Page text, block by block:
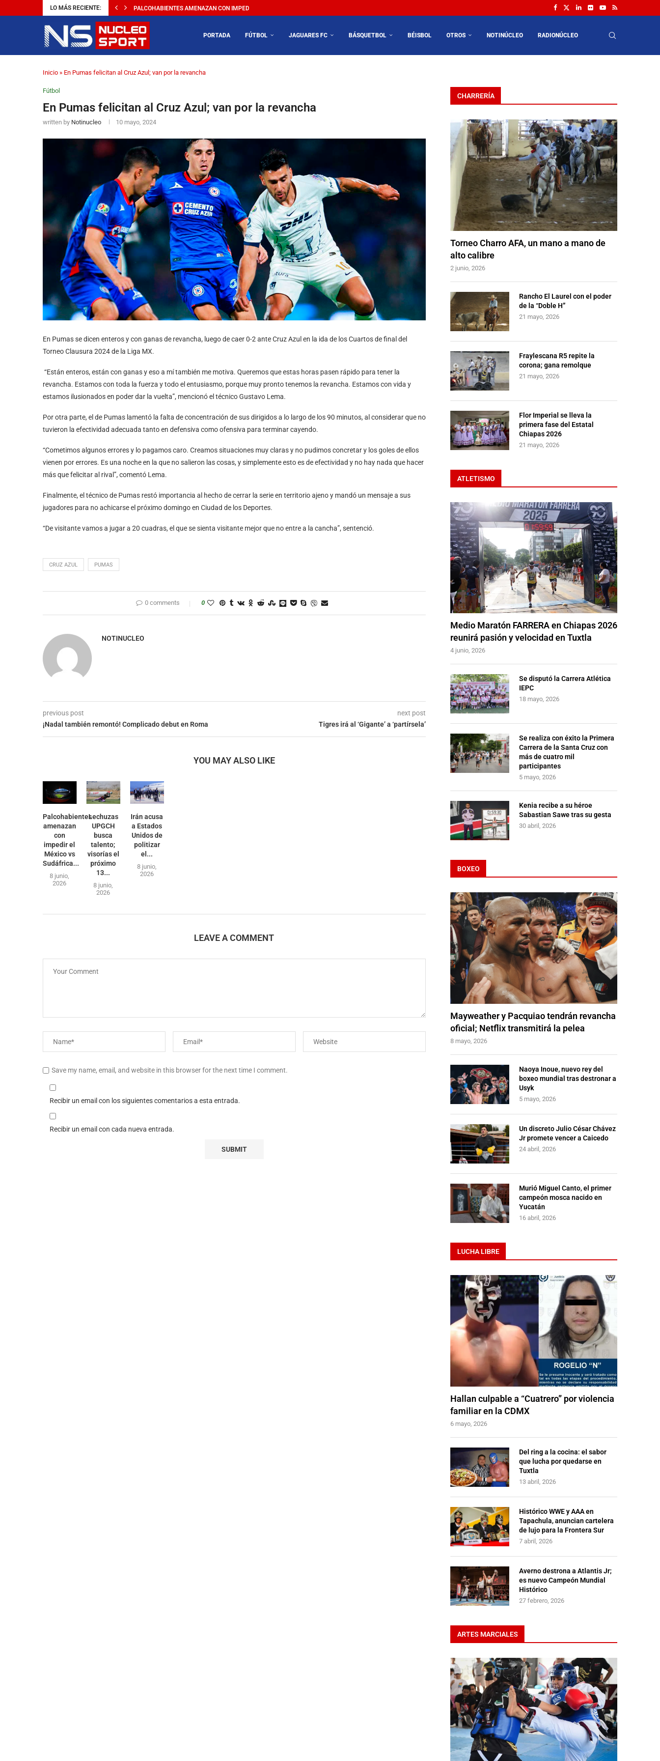
LO MÁS RECIENTE: PALCOHABIENTES AMENAZAN CON IMPEDIR EL MÉXICO VS SUDÁFRICA...
PORTADA FÚTBOL JAGUARES FC BÁSQUETBOL BÉISBOL OTROS NOTINÚCLEO RADIONÚCLEO
Inicio » En Pumas felicitan al Cruz Azul; van por la revancha
Fútbol
En Pumas felicitan al Cruz Azul; van por la revancha
written by Notinucleo 10 mayo, 2024
En Pumas se dicen enteros y con ganas de revancha, luego de caer 0-2 ante Cruz Azul en la ida de los Cuartos de final del
Torneo Clausura 2024 de la Liga MX.
“Están enteros, están con ganas y eso a mí también me motiva. Queremos que estas horas pasen rápido para tener la
revancha. Estamos con toda la fuerza y todo el entusiasmo, porque muy pronto tenemos la revancha. Estamos con vida y
estamos ilusionados en poder dar la vuelta”, mencionó el técnico Gustavo Lema.
Por otra parte, el de Pumas lamentó la falta de concentración de sus dirigidos a lo largo de los 90 minutos, al considerar que no
tuvieron la efectividad adecuada tanto en defensiva como ofensiva para terminar cayendo.
“Cometimos algunos errores y lo pagamos caro. Creamos situaciones muy claras y no pudimos concretar y los goles de ellos
vienen por errores. Es una noche en la que no salieron las cosas, y simplemente esto es de efectividad y no hay nada que hacer
más que felicitar al rival”, comentó Lema.
Finalmente, el técnico de Pumas restó importancia al hecho de cerrar la serie en territorio ajeno y mandó un mensaje a sus
jugadores para no achicarse el próximo domingo en Ciudad de los Deportes.
“De visitante vamos a jugar a 20 cuadras, el que se sienta visitante mejor que no entre a la cancha”, sentenció.
CRUZ AZUL PUMAS
0 comments 0
NOTINUCLEO
previous post
¡Nadal también remontó! Complicado debut en Roma
next post
Tigres irá al ‘Gigante’ a ‘partírsela’
YOU MAY ALSO LIKE
Palcohabientes
amenazan
con
impedir el
México vs
Sudáfrica...
8 junio,
2026
Lechuzas
UPGCH
busca
talento;
visorías el
próximo
13...
8 junio,
2026
Irán acusa
a Estados
Unidos de
politizar
el...
8 junio,
2026
LEAVE A COMMENT
Save my name, email, and website in this browser for the next time I comment.
Recibir un email con los siguientes comentarios a esta entrada.
Recibir un email con cada nueva entrada.
CHARRERÍA
Torneo Charro AFA, un mano a mano de
alto calibre
2 junio, 2026
Rancho El Laurel con el poder
de la “Doble H”
21 mayo, 2026
Fraylescana R5 repite la
corona; gana remolque
21 mayo, 2026
Flor Imperial se lleva la
primera fase del Estatal
Chiapas 2026
21 mayo, 2026
ATLETISMO
Medio Maratón FARRERA en Chiapas 2026
reunirá pasión y velocidad en Tuxtla
4 junio, 2026
Se disputó la Carrera Atlética
IEPC
18 mayo, 2026
Se realiza con éxito la Primera
Carrera de la Santa Cruz con
más de cuatro mil
participantes
5 mayo, 2026
Kenia recibe a su héroe
Sabastian Sawe tras su gesta
30 abril, 2026
BOXEO
Mayweather y Pacquiao tendrán revancha
oficial; Netflix transmitirá la pelea
8 mayo, 2026
Naoya Inoue, nuevo rey del
boxeo mundial tras destronar a
Usyk
5 mayo, 2026
Un discreto Julio César Chávez
Jr promete vencer a Caicedo
24 abril, 2026
Murió Miguel Canto, el primer
campeón mosca nacido en
Yucatán
16 abril, 2026
LUCHA LIBRE
Hallan culpable a “Cuatrero” por violencia
familiar en la CDMX
6 mayo, 2026
Del ring a la cocina: el sabor
que lucha por quedarse en
Tuxtla
13 abril, 2026
Histórico WWE y AAA en
Tapachula, anuncian cartelera
de lujo para la Frontera Sur
7 abril, 2026
Averno destrona a Atlantis Jr;
es nuevo Campeón Mundial
Histórico
27 febrero, 2026
ARTES MARCIALES